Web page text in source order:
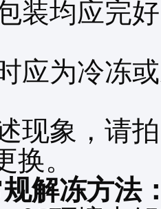
装均应完
应为冷冻
现象，请
。
解冻方法